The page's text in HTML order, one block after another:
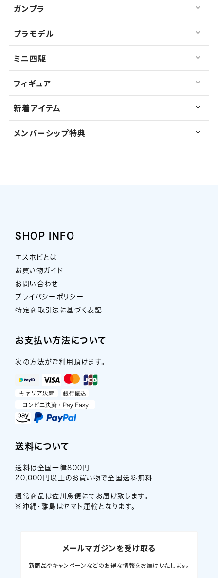
ガンプラ
プラモデル
ミニ四駆
フィギュア
新着アイテム
メンバーシップ特典
SHOP INFO
エスホビとは
お買い物ガイド
お問い合わせ
プライバシーポリシー
特定商取引法に基づく表記
お支払い方法について
次の方法がご利用頂けます。
送料について
送料は全国一律800円
20,000円以上のお買い物で全国送料無料
通常商品は佐川急便にてお届け致します。
※沖縄・離島はヤマト運輸となります。
メールマガジンを受け取る
新商品やキャンペーンなどのお得な情報をお届けいたします。